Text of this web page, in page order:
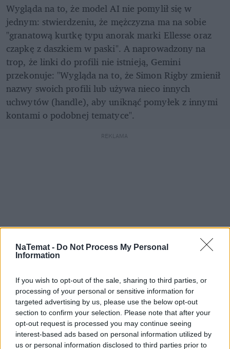
NaTemat - Do Not Process My Personal
Information
If you wish to opt-out of the sale, sharing to third parties, or
processing of your personal or sensitive information for
targeted advertising by us, please use the below opt-out
section to confirm your selection. Please note that after your
opt-out request is processed you may continue seeing
interest-based ads based on personal information utilized by
us or personal information disclosed to third parties prior to
Wygląda na to, że model AI nie pomylił się w
jednym: stwierdzeniu, że mężczyzna ma na sobie
"granatową kurtkę typu anorak marki Ellesse oraz
czapkę z daszkiem w paski". A naprowadzony na
trop, że linki do profili nie istnieją, Gemini
przekonuje: "Wygląda na to, że Simon Rigby zmienił
nazwy swoich profili lub używa nieco innych
uchwytów (handle), aby uniknąć pomyłek z innymi
kontami o podobnej tematyce".
REKLAMA